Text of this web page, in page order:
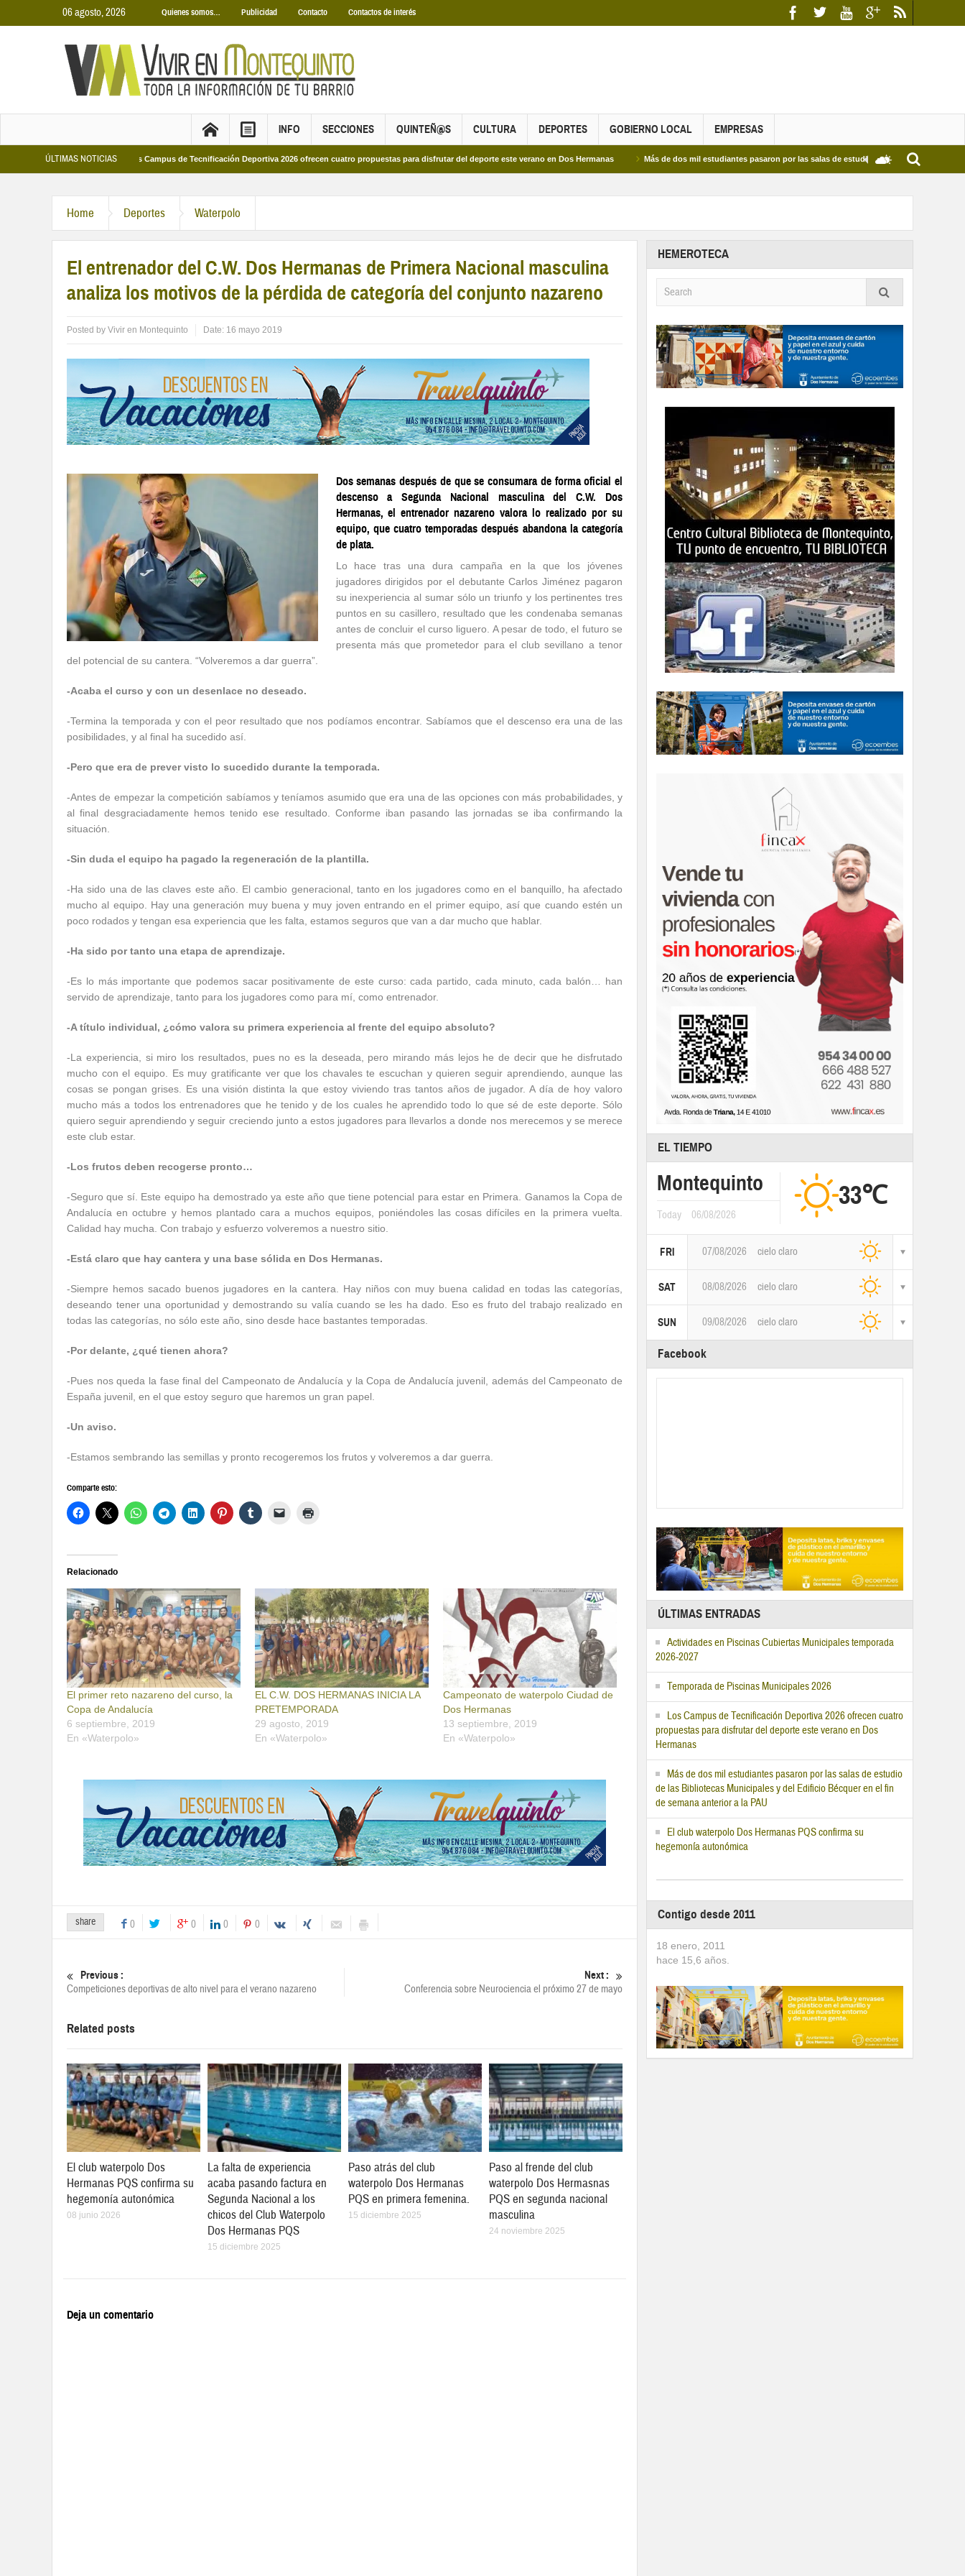
06 agosto, 2026 Quienes somos… Publicidad Contacto Contactos de interés
INFO SECCIONES QUINTEÑ@S CULTURA DEPORTES GOBIERNO LOCAL EMPRESAS
ÚLTIMAS NOTICIAS
2026 Los Campus de Tecnificación Deportiva 2026 ofrecen cuatro propuestas para disfrutar del deporte este verano en Dos Hermanas Más de dos mil estudiantes pasaron por las salas de estudio de las Bibliotecas Municipales y
Home Deportes Waterpolo
El entrenador del C.W. Dos Hermanas de Primera Nacional masculina
analiza los motivos de la pérdida de categoría del conjunto nazareno
Posted by Vivir en Montequinto Date: 16 mayo 2019
Dos semanas después de que se consumara de forma oficial el
descenso a Segunda Nacional masculina del C.W. Dos
Hermanas, el entrenador nazareno valora lo realizado por su
equipo, que cuatro temporadas después abandona la categoría
de plata.
Lo hace tras una dura campaña en la que los jóvenes
jugadores dirigidos por el debutante Carlos Jiménez pagaron
su inexperiencia al sumar sólo un triunfo y los pertinentes tres
puntos en su casillero, resultado que les condenaba semanas
antes de concluir el curso liguero. A pesar de todo, el futuro se
presenta más que prometedor para el club sevillano a tenor
del potencial de su cantera. “Volveremos a dar guerra”.
-Acaba el curso y con un desenlace no deseado.
-Termina la temporada y con el peor resultado que nos podíamos encontrar. Sabíamos que el descenso era una de las
posibilidades, y al final ha sucedido así.
-Pero que era de prever visto lo sucedido durante la temporada.
-Antes de empezar la competición sabíamos y teníamos asumido que era una de las opciones con más probabilidades, y
al final desgraciadamente hemos tenido ese resultado. Conforme iban pasando las jornadas se iba confirmando la
situación.
-Sin duda el equipo ha pagado la regeneración de la plantilla.
-Ha sido una de las claves este año. El cambio generacional, tanto en los jugadores como en el banquillo, ha afectado
mucho al equipo. Hay una generación muy buena y muy joven entrando en el primer equipo, así que cuando estén un
poco rodados y tengan esa experiencia que les falta, estamos seguros que van a dar mucho que hablar.
-Ha sido por tanto una etapa de aprendizaje.
-Es lo más importante que podemos sacar positivamente de este curso: cada partido, cada minuto, cada balón… han
servido de aprendizaje, tanto para los jugadores como para mí, como entrenador.
-A título individual, ¿cómo valora su primera experiencia al frente del equipo absoluto?
-La experiencia, si miro los resultados, pues no es la deseada, pero mirando más lejos he de decir que he disfrutado
mucho con el equipo. Es muy gratificante ver que los chavales te escuchan y quieren seguir aprendiendo, aunque las
cosas se pongan grises. Es una visión distinta la que estoy viviendo tras tantos años de jugador. A día de hoy valoro
mucho más a todos los entrenadores que he tenido y de los cuales he aprendido todo lo que sé de este deporte. Sólo
quiero seguir aprendiendo y seguir creciendo junto a estos jugadores para llevarlos a donde nos merecemos y se merece
este club estar.
-Los frutos deben recogerse pronto…
-Seguro que sí. Este equipo ha demostrado ya este año que tiene potencial para estar en Primera. Ganamos la Copa de
Andalucía en octubre y hemos plantado cara a muchos equipos, poniéndoles las cosas difíciles en la primera vuelta.
Calidad hay mucha. Con trabajo y esfuerzo volveremos a nuestro sitio.
-Está claro que hay cantera y una base sólida en Dos Hermanas.
-Siempre hemos sacado buenos jugadores en la cantera. Hay niños con muy buena calidad en todas las categorías,
deseando tener una oportunidad y demostrando su valía cuando se les ha dado. Eso es fruto del trabajo realizado en
todas las categorías, no sólo este año, sino desde hace bastantes temporadas.
-Por delante, ¿qué tienen ahora?
-Pues nos queda la fase final del Campeonato de Andalucía y la Copa de Andalucía juvenil, además del Campeonato de
España juvenil, en el que estoy seguro que haremos un gran papel.
-Un aviso.
-Estamos sembrando las semillas y pronto recogeremos los frutos y volveremos a dar guerra.
Comparte esto:
Relacionado
El primer reto nazareno del curso, la
Copa de Andalucía
6 septiembre, 2019
En «Waterpolo»
EL C.W. DOS HERMANAS INICIA LA
PRETEMPORADA
29 agosto, 2019
En «Waterpolo»
Campeonato de waterpolo Ciudad de
Dos Hermanas
13 septiembre, 2019
En «Waterpolo»
share 0 0 0 0
Previous :
Competiciones deportivas de alto nivel para el verano nazareno
Next :
Conferencia sobre Neurociencia el próximo 27 de mayo
Related posts
El club waterpolo Dos
Hermanas PQS confirma su
hegemonía autonómica
08 junio 2026
La falta de experiencia
acaba pasando factura en
Segunda Nacional a los
chicos del Club Waterpolo
Dos Hermanas PQS
15 diciembre 2025
Paso atrás del club
waterpolo Dos Hermanas
PQS en primera femenina.
15 diciembre 2025
Paso al frende del club
waterpolo Dos Hermasnas
PQS en segunda nacional
masculina
24 noviembre 2025
Deja un comentario
HEMEROTECA
EL TIEMPO
Montequinto
Today 06/08/2026
33℃
FRI 07/08/2026 cielo claro
SAT 08/08/2026 cielo claro
SUN 09/08/2026 cielo claro
Facebook
ÚLTIMAS ENTRADAS
Actividades en Piscinas Cubiertas Municipales temporada
2026-2027
Temporada de Piscinas Municipales 2026
Los Campus de Tecnificación Deportiva 2026 ofrecen cuatro
propuestas para disfrutar del deporte este verano en Dos
Hermanas
Más de dos mil estudiantes pasaron por las salas de estudio
de las Bibliotecas Municipales y del Edificio Bécquer en el fin
de semana anterior a la PAU
El club waterpolo Dos Hermanas PQS confirma su
hegemonía autonómica
Contigo desde 2011
18 enero, 2011
hace 15,6 años.